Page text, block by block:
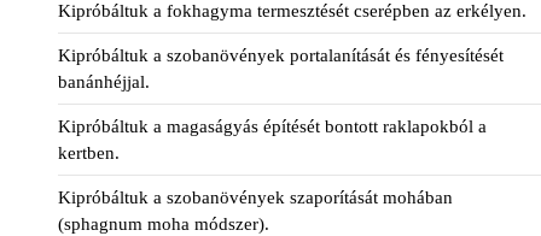
Kipróbáltuk a fokhagyma termesztését cserépben az erkélyen.
Kipróbáltuk a szobanövények portalanítását és fényesítését
banánhéjjal.
Kipróbáltuk a magaságyás építését bontott raklapokból a
kertben.
Kipróbáltuk a szobanövények szaporítását mohában
(sphagnum moha módszer).